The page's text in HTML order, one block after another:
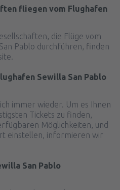
fliegen vom Flughafen
die Flüge vom
Pablo durchführen, finden
Sewilla San Pablo
immer wieder. Um es Ihnen
Tickets zu finden,
Möglichkeiten, und
einstellen, informieren wir
San Pablo